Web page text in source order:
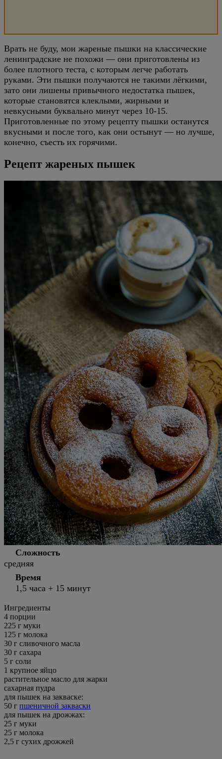
Врать не буду, мои жареные пышки на классические
ленинградские не похожи — они приготовлены из
более плотного теста, с которым легче работать
руками. Эти пышки получаются не такими лёгкими,
зато они лишены привычного недостатка пышек,
которые становятся клеклыми, жирными и
невкусными буквально минут через 10-15.
Приготовленные по этому рецепту пышки останутся
вкусными и после того, как они остынут — но лучше,
конечно, съесть их горячими.
Рецепт жареных пышек
Сложность
средняя
Время
1,5 часа + 15 минут
Ингредиенты
4 порции
225 г муки
125 г молока
30 г сливочного масла
30 г сахара
5 г соли
1 крупное яйцо
растительное масло для жарки
сахарная пудра
для пышек на закваске:
50 г пшеничной закваски
для пышек на дрожжах:
25 г муки
25 г молока
2,5 г сухих дрожжей